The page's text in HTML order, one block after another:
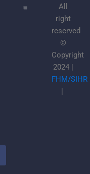
All
right
reserved
©
Copyright
2024 |
FHM/SIHR